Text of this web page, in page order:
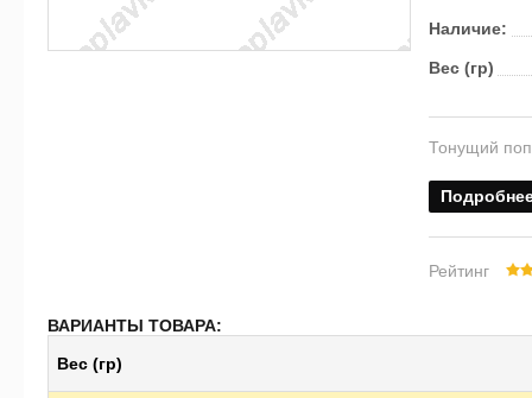
Наличие:
Вес (гр)
Тонущий
Рейтинг
ВАРИАНТЫ ТОВАРА:
Вес (гр)